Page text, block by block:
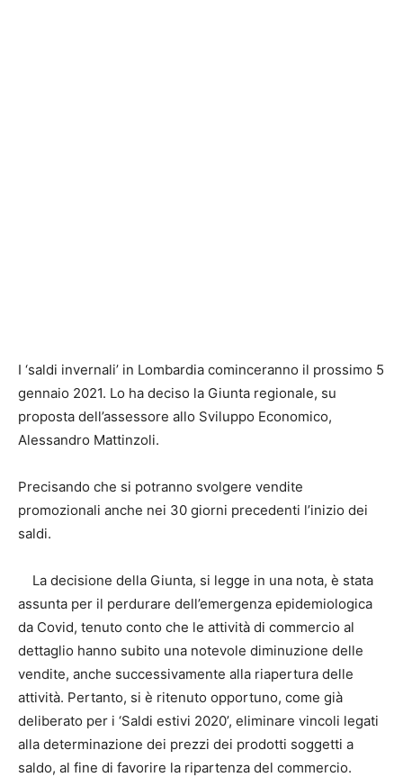
I ‘saldi invernali’ in Lombardia cominceranno il prossimo 5
gennaio 2021. Lo ha deciso la Giunta regionale, su
proposta dell’assessore allo Sviluppo Economico,
Alessandro Mattinzoli.
Precisando che si potranno svolgere vendite
promozionali anche nei 30 giorni precedenti l’inizio dei
saldi.
La decisione della Giunta, si legge in una nota, è stata
assunta per il perdurare dell’emergenza epidemiologica
da Covid, tenuto conto che le attività di commercio al
dettaglio hanno subito una notevole diminuzione delle
vendite, anche successivamente alla riapertura delle
attività. Pertanto, si è ritenuto opportuno, come già
deliberato per i ‘Saldi estivi 2020’, eliminare vincoli legati
alla determinazione dei prezzi dei prodotti soggetti a
saldo, al fine di favorire la ripartenza del commercio.